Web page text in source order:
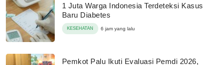
1 Juta Warga Indonesia Terdeteksi Kasus
Baru Diabetes
KESEHATAN 6 jam yang lalu
Pemkot Palu Ikuti Evaluasi Pemdi 2026,